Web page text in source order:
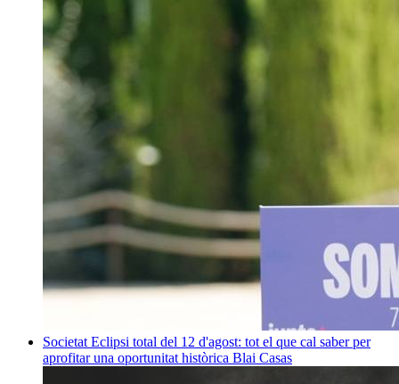
Societat Eclipsi total del 12 d'agost: tot el que cal saber per
aprofitar una oportunitat històrica Blai Casas